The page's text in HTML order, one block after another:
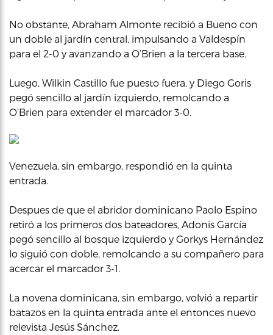
No obstante, Abraham Almonte recibió a Bueno con
un doble al jardín central, impulsando a Valdespín
para el 2-0 y avanzando a O’Brien a la tercera base.
Luego, Wilkin Castillo fue puesto fuera, y Diego Goris
pegó sencillo al jardín izquierdo, remolcando a
O’Brien para extender el marcador 3-0.
Venezuela, sin embargo, respondió en la quinta
entrada.
Despues de que el abridor dominicano Paolo Espino
retiró a los primeros dos bateadores, Adonis García
pegó sencillo al bosque izquierdo y Gorkys Hernández
lo siguió con doble, remolcando a su compañero para
acercar el marcador 3-1.
La novena dominicana, sin embargo, volvió a repartir
batazos en la quinta entrada ante el entonces nuevo
relevista Jesús Sánchez.